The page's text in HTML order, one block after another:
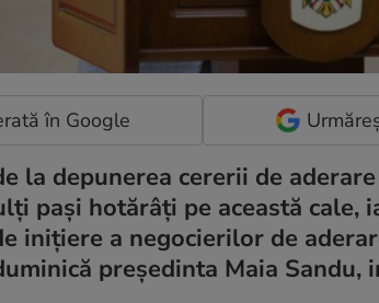
în Google
la depunerea cererii de
paşi hotărâţi pe această
iniţiere a negocierilor de
preşedinta Maia Sandu,